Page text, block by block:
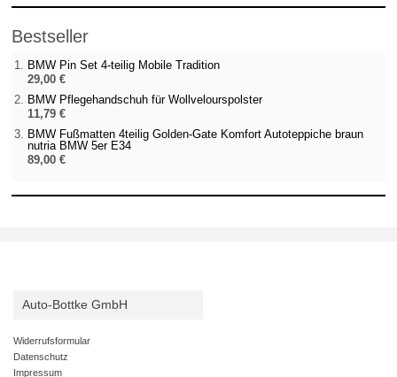
Bestseller
BMW Pin Set 4-teilig Mobile Tradition
29,00 €
BMW Pflegehandschuh für Wollvelourspolster
11,79 €
BMW Fußmatten 4teilig Golden-Gate Komfort Autoteppiche braun
nutria BMW 5er E34
89,00 €
Auto-Bottke GmbH
Widerrufsformular
Datenschutz
Impressum